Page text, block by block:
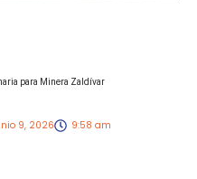
para Minera Zaldívar
9, 2026 9:58 am